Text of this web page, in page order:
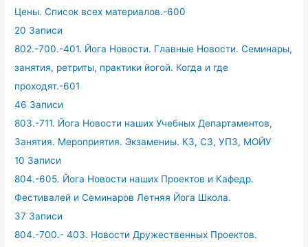
Цены. Список всех материалов.-600
20 Записи
802.-700.-401. Йога Новости. Главные Новости. Семинары,
занятия, ретриты, практики йогой. Когда и где
проходят.-601
46 Записи
803.-711. Йога Новости наших Учебных Департаментов,
Занятия. Мероприятия. Экзамениы. КЗ, СЗ, УПЗ, МОЙУ
10 Записи
804.-605. Йога Новости наших Проектов и Кафедр.
Фестивалей и Семинаров Летняя Йога Школа.
37 Записи
804.-700.- 403. Новости Дружественных Проектов.